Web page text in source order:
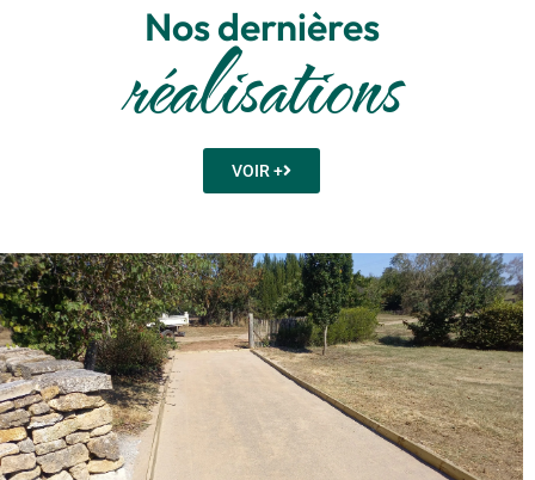
Nos dernières
réalisations
VOIR +
Terrain de boules vendéennes